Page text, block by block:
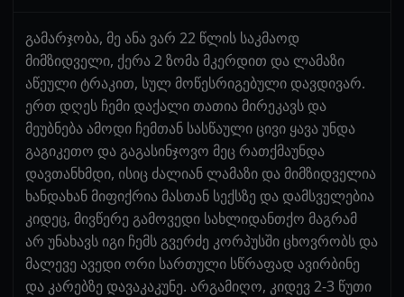
გამარჯობა, მე ანა ვარ 22 წლის საკმაოდ
მიმზიდველი, ქერა 2 ზომა მკერდით და ლამაზი
აწეული ტრაკით, სულ მოწესრიგებული დავდივარ.
ერთ დღეს ჩემი დაქალი თათია მირეკავს და
მეუბნება ამოდი ჩემთან სასწაული ცივი ყავა უნდა
გაგიკეთო და გაგასინჯოვო მეც რათქმაუნდა
დავთანხმდი, ისიც ძალიან ლამაზი და მიმზიდველია
ხანდახან მიფიქრია მასთან სექსზე და დამსველებია
კიდეც, მივწერე გამოვედი სახლიდანთქო მაგრამ
არ უნახავს იგი ჩემს გვერძე კორპუსში ცხოვრობს და
მალევე ავედი ორი სართული სწრაფად ავირბინე
და კარებზე დავაკაკუნე. არგამიღო, კიდევ 2-3 წუთი